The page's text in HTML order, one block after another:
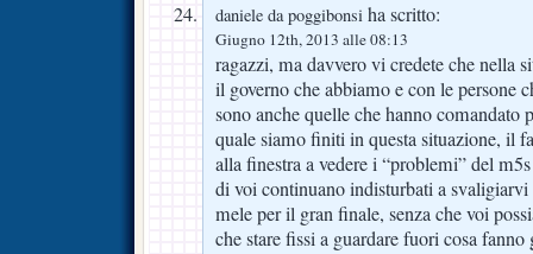
daniele da poggibonsi ha scritto:
Giugno 12th, 2013 alle 08:13
ragazzi, ma davvero vi credete che nella
il governo che abbiamo e con le persone
sono anche quelle che hanno comandato
quale siamo finiti in questa situazione, il
alla finestra a vedere i “problemi” del
di voi continuano indisturbati a svaligiarvi
mele per il gran finale, senza che voi
che stare fissi a guardare fuori cosa